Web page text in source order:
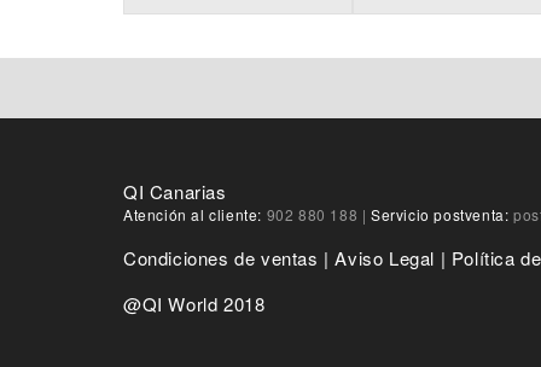
QI Canarias
Atención al cliente: 902 880 188 | Servicio postventa:
Condiciones de ventas |Aviso Legal | Política
@QI World 2018